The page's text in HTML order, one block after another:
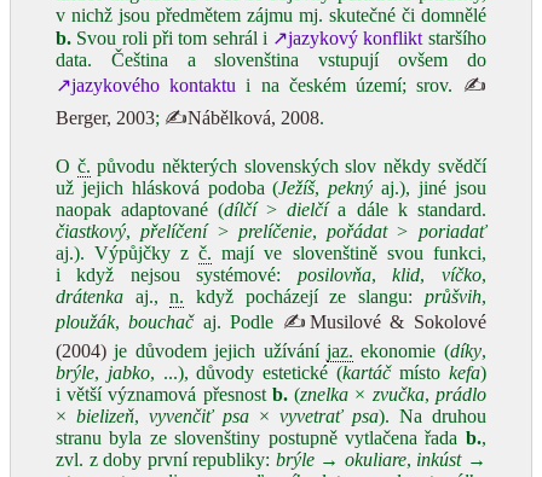
v nichž jsou předmětem zájmu mj. skutečné či domnělé
b. Svou roli při tom sehrál i ↗jazykový konflikt staršího
data. Čeština a slovenština vstupují ovšem do
↗jazykového kontaktu i na českém území; srov. ✍
Berger, 2003; ✍Nábělková, 2008.
O č. původu některých slovenských slov někdy svědčí
už jejich hlásková podoba (Ježíš,pekný aj.), jiné jsou
naopak adaptované (dílčí>dielčía dále k standard.
čiastkový,přelíčení> prelíčenie,pořádat> poriadať
aj.). Výpůjčky zč. mají ve slovenštině svou funkci,
i když nejsou systémové: posilovňa,klid, víčko,
drátenka aj.,n. když pocházejí ze slangu: průšvih,
ploužák,bouchačaj. Podle ✍Musilové & Sokolové
(2004) je důvodem jejich užívání jaz. ekonomie (díky,
brýle, jabko, ...), důvody estetické (kartáčmísto kefa)
i větší významová přesnost b.(znelka × zvučka, prádlo
× bielizeň, vyvenčiť psa× vyvetrať psa). Na druhou
stranu byla ze slovenštiny postupně vytlačena řada b.,
zvl. z doby první republiky: brýle→ okuliare, inkúst→